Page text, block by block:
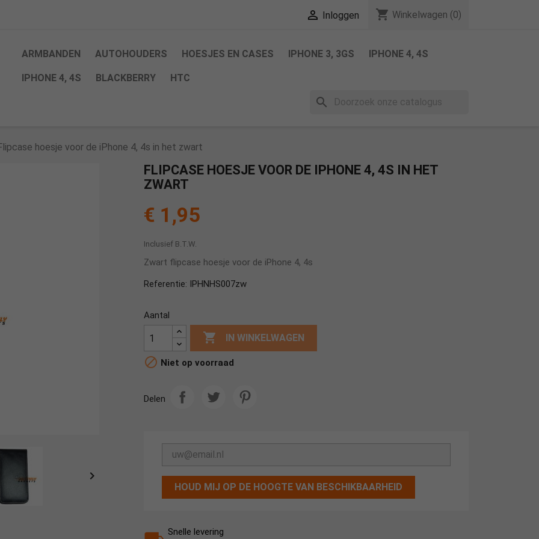
 Inloggen shopping_cart Winkelwagen (0)
ARMBANDEN AUTOHOUDERS HOESJES EN CASES IPHONE 3, 3GS IPHONE 4, 4S
IPHONE 4, 4S BLACKBERRY HTC
search
hoesje voor de iPhone 4, 4s in het zwart

FLIPCASE HOESJE VOOR DE IPHONE 4, 4S IN HET
ZWART
€ 1,95
Inclusief B.T.W.
Zwart flipcase hoesje voor de iPhone 4, 4s
Referentie: IPHNHS007zw
Aantal
 IN WINKELWAGEN
 Niet op voorraad
Delen
HOUD MIJ OP DE HOOGTE VAN BESCHIKBAARHEID
Snelle levering